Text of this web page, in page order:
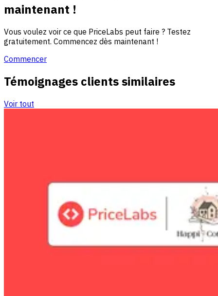
maintenant !
Vous voulez voir ce que PriceLabs peut faire ? Testez
gratuitement. Commencez dès maintenant !
Commencer
Témoignages clients similaires
Voir tout